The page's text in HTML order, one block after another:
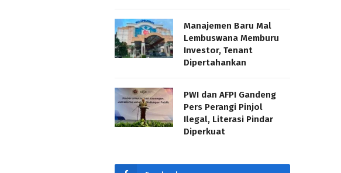
Manajemen Baru Mal
Lembuswana Memburu
Investor, Tenant
Dipertahankan
PWI dan AFPI Gandeng
Pers Perangi Pinjol
Ilegal, Literasi Pindar
Diperkuat